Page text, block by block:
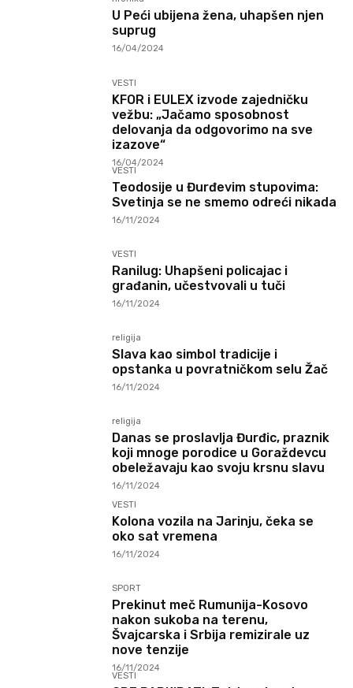
U Peći ubijena žena, uhapšen njen
suprug
16/04/2024
VESTI
KFOR i EULEX izvode zajedničku
vežbu: „Jačamo sposobnost
delovanja da odgovorimo na sve
izazove“
16/04/2024
VESTI
Teodosije u Đurđevim stupovima:
Svetinja se ne smemo odreći nikada
16/11/2024
VESTI
Ranilug: Uhapšeni policajac i
građanin, učestvovali u tuči
16/11/2024
religija
Slava kao simbol tradicije i
opstanka u povratničkom selu Žač
16/11/2024
religija
Danas se proslavlja Đurđic, praznik
koji mnoge porodice u Goraždevcu
obeležavaju kao svoju krsnu slavu
16/11/2024
VESTI
Kolona vozila na Jarinju, čeka se
oko sat vremena
16/11/2024
SPORT
Prekinut meč Rumunija-Kosovo
nakon sukoba na terenu,
Švajcarska i Srbija remizirale uz
nove tenzije
16/11/2024
VESTI